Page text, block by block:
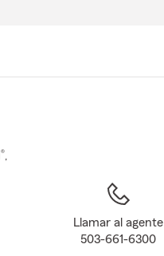
®,
Llamar al agente
503-661-6300